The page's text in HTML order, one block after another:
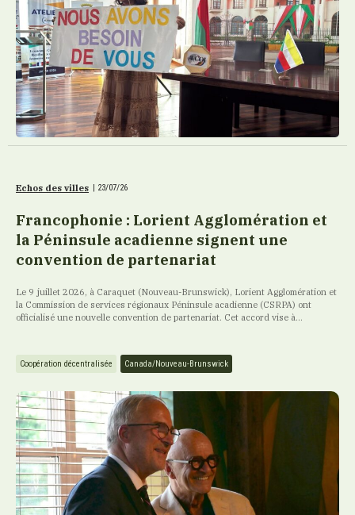
Echos des villes 23/07/26
Francophonie : Lorient Agglomération et
la Péninsule acadienne signent une
convention de partenariat
Le 9 juillet 2026, à Caraquet (Nouveau-Brunswick), Lorient Agglomération et
la Commission de services régionaux Péninsule acadienne (CSRPA) ont
officialisé une nouvelle convention de partenariat. Cet accord vise à...
Coopération décentralisée Canada/Nouveau-Brunswick